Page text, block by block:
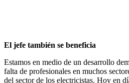
El jefe también se beneficia
Estamos en medio de un desarrollo
falta de profesionales en muchos
del sector de los electricistas. Hoy en